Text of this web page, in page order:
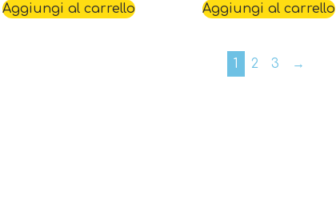
Aggiungi al carrello Aggiungi al carrello
1 2 3 →